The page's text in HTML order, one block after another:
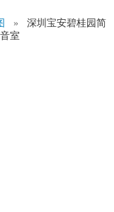
»
深圳宝安碧桂园简
室